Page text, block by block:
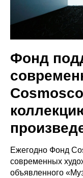
Фонд
Ежегодно Фонд
современных
объявленного